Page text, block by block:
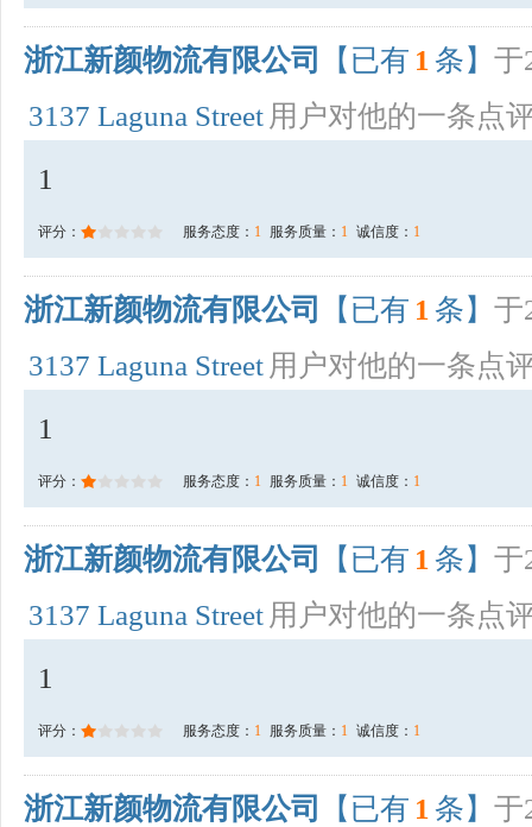
浙江新颜物流有限公司 【已有 1 条】 于
3137 Laguna Street 用户对他的一条点
1
评分： 服务态度： 1 服务质量： 1 诚信度： 1
浙江新颜物流有限公司 【已有 1 条】 于
3137 Laguna Street 用户对他的一条点
1
评分： 服务态度： 1 服务质量： 1 诚信度： 1
浙江新颜物流有限公司 【已有 1 条】 于
3137 Laguna Street 用户对他的一条点
1
评分： 服务态度： 1 服务质量： 1 诚信度： 1
浙江新颜物流有限公司 【已有 1 条】 于